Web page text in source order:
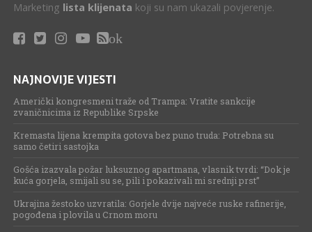
Marketing lista klijenata koji su nam ukazali povjerenje.
ok
NAJNOVIJE VIJESTI
Američki kongresmeni traže od Trampa: Vratite sankcije
zvaničnicima iz Republike Srpske
Kremasta lijena krempita gotova bez puno truda: Potrebna su
samo četiri sastojka
Gošća izazvala požar luksuznog apartmana, vlasnik tvrdi: “Dok je
kuća gorjela, smijali su se, pili i pokazivali mi srednji prst”
Ukrajina žestoko uzvratila: Gorjele dvije najveće ruske rafinerije,
pogođena i plovila u Crnom moru